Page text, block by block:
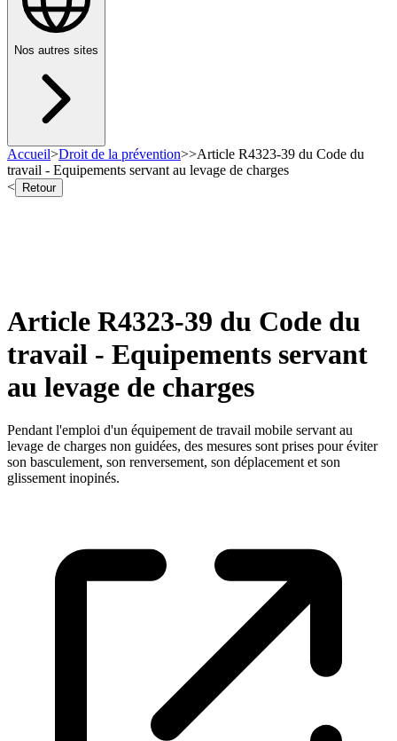
Nos autres sites
Accueil>Droit de la prévention>>Article R4323-39 du Code du
travail - Equipements servant au levage de charges
<
Retour
Article R4323-39 du Code du
travail - Equipements servant
au levage de charges
Pendant l'emploi d'un équipement de travail mobile servant au
levage de charges non guidées, des mesures sont prises pour éviter
son basculement, son renversement, son déplacement et son
glissement inopinés.